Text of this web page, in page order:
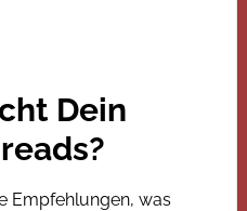
Dein
Empfehlungen, was